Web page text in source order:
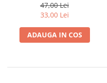
47,00 Lei
33,00 Lei
ADAUGA IN COS